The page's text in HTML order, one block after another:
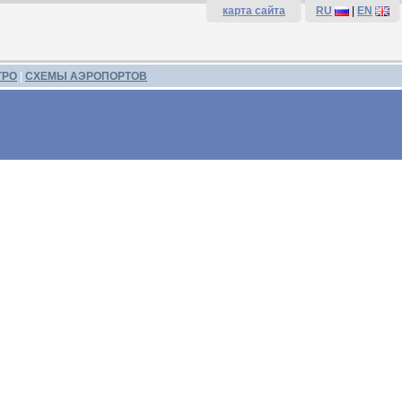
карта сайта RU EN
СХЕМЫ АЭРОПОРТОВ